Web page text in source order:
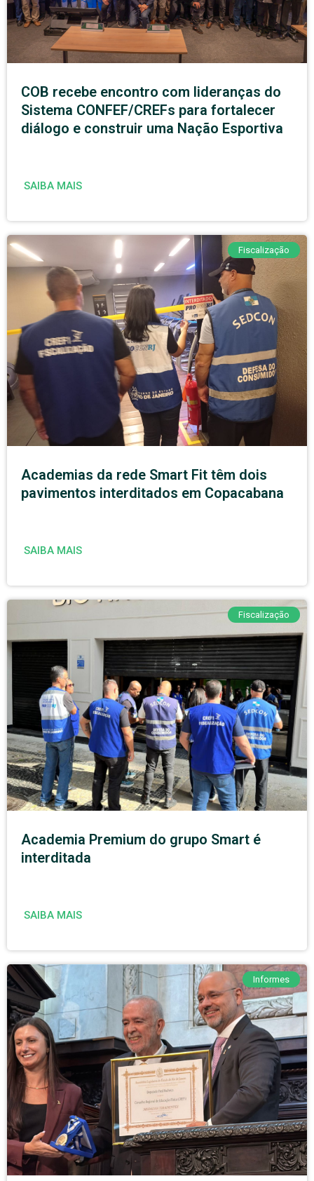
COB recebe encontro com lideranças do
Sistema CONFEF/CREFs para fortalecer
diálogo e construir uma Nação Esportiva
SAIBA MAIS
Fiscalização
Academias da rede Smart Fit têm dois
pavimentos interditados em Copacabana
SAIBA MAIS
Fiscalização
Academia Premium do grupo Smart é
interditada
SAIBA MAIS
Informes